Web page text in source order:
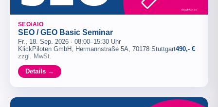
SEO/AIO
SEO / GEO Basic Seminar
Fr., 18. Sep. 2026 · 08:00–15:30 Uhr
KlickPiloten GmbH, Hermannstraße 5A, 70178 Stuttgart490,- €
zzgl. MwSt.
Details →